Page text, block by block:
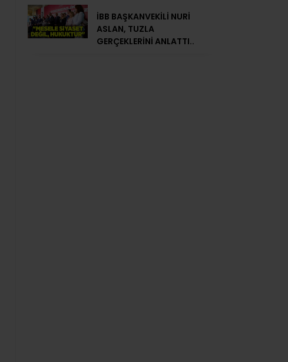
İBB BAŞKANVEKİLİ NURİ
ASLAN, TUZLA
GERÇEKLERİNİ ANLATTI..